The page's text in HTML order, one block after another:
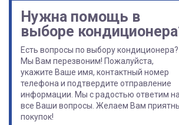
Нужна помощь в
выборе
Есть вопросы по выбору кондиционера?
Мы Вам перезвоним! Пожалуйста,
укажите Ваше имя, контактный номер
телефона и подтвердите отправление
информации. Мы с радостью ответим на
все Ваши вопросы. Желаем Вам
покупок!